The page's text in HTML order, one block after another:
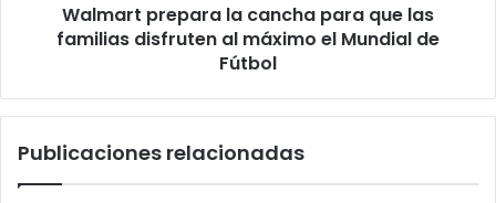
máximo
de
Walmart prepara la cancha para que las
familias disfruten al máximo el Mundial de
Fútbol
Publicaciones relacionadas